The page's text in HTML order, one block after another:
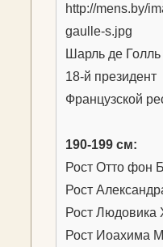
Шарль де Голль
18-й президент
Французской
190-199 см:
Рост Отто фон
Рост
Рост Людовика
Рост Иоахима